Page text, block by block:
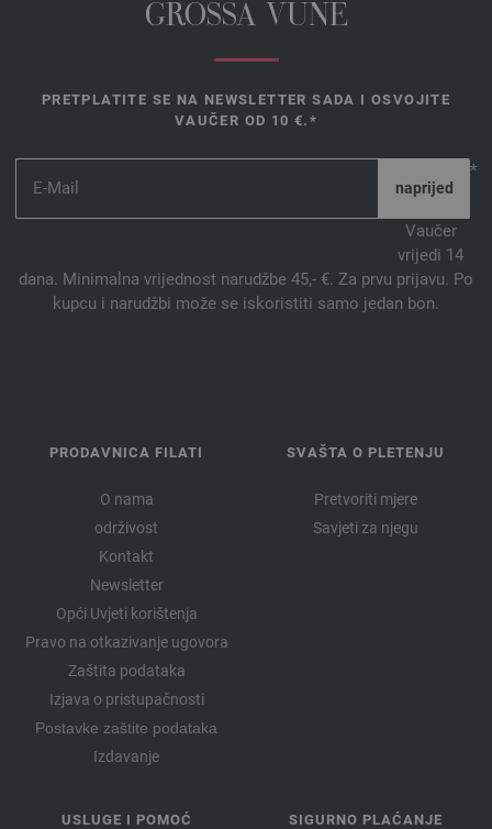
GROSSA VUNE
PRETPLATITE SE NA NEWSLETTER SADA I OSVOJITE
VAUČER OD 10 €.*
*
Vaučer
vrijedi 14
dana. Minimalna vrijednost narudžbe 45,- €. Za prvu prijavu. Po
kupcu i narudžbi može se iskoristiti samo jedan bon.
PRODAVNICA FILATI
O nama
održivost
Kontakt
Newsletter
Opći Uvjeti korištenja
Pravo na otkazivanje ugovora
Zaštita podataka
Izjava o pristupačnosti
Postavke zaštite podataka
Izdavanje
SVAŠTA O PLETENJU
Pretvoriti mjere
Savjeti za njegu
USLUGE I POMOĆ SIGURNO PLAĆANJE